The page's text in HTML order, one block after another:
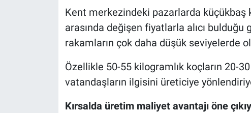
Kent merkezindeki pazarlarda küçükbaş
arasında değişen fiyatlarla alıcı bulduğu
rakamların çok daha düşük seviyelerde
Özellikle 50-55 kilogramlık koçların 20-
vatandaşların ilgisini üreticiye
Kırsalda üretim maliyet avantajı öne